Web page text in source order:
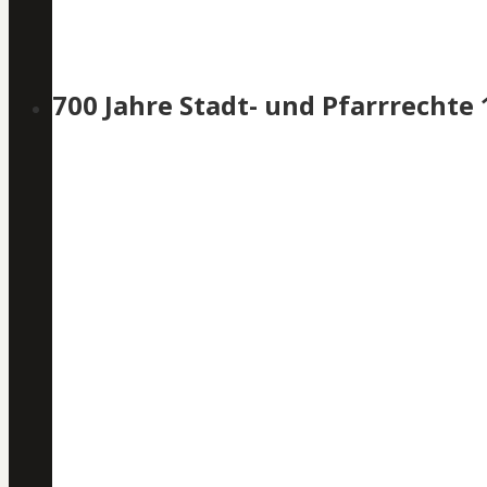
700 Jahre Stadt- und Pfarrrechte